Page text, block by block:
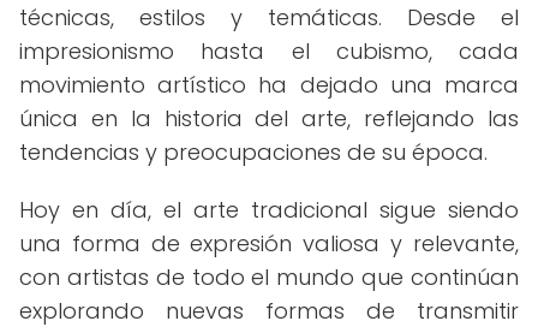
técnicas, estilos y temáticas. Desde el
impresionismo hasta el cubismo, cada
movimiento artístico ha dejado una marca
única en la historia del arte, reflejando las
tendencias y preocupaciones de su época.
Hoy en día, el arte tradicional sigue siendo
una forma de expresión valiosa y relevante,
con artistas de todo el mundo que continúan
explorando nuevas formas de transmitir